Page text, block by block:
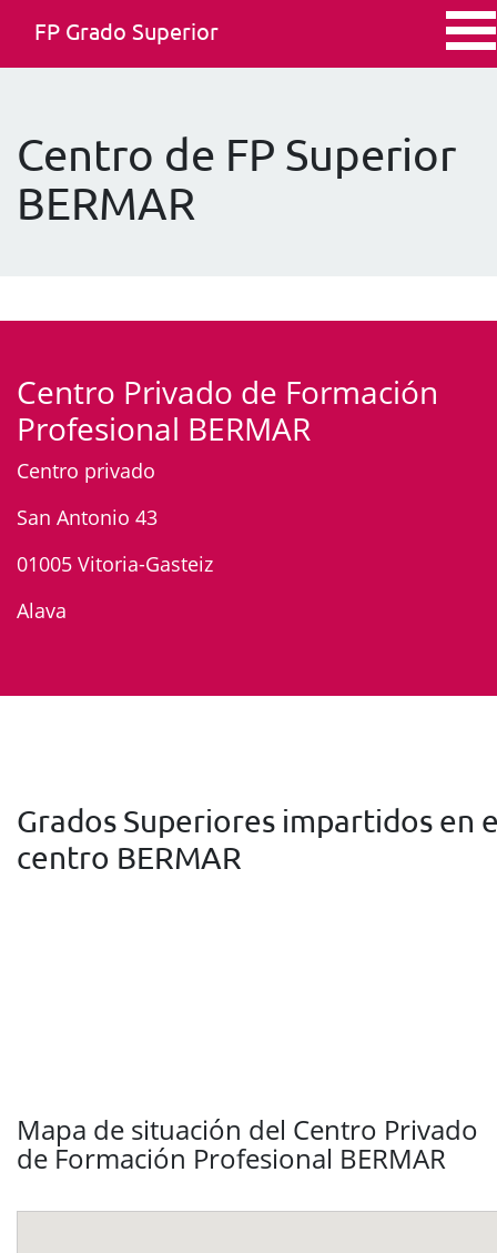
FP Grado Superior
Centro de FP Superior
BERMAR
Centro Privado de Formación
Profesional BERMAR
Centro privado
San Antonio 43
01005 Vitoria-Gasteiz
Alava
Grados Superiores impartidos en
centro BERMAR
Mapa de situación del Centro Privado
de Formación Profesional BERMAR